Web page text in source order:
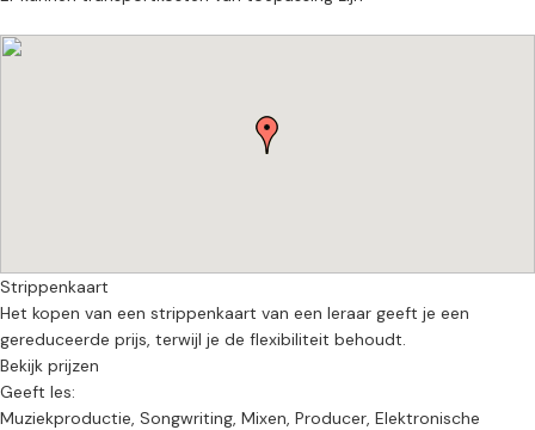
Strippenkaart
Het kopen van een strippenkaart van een leraar geeft je een
gereduceerde prijs, terwijl je de flexibiliteit behoudt.
Bekijk prijzen
Geeft les:
Muziekproductie, Songwriting, Mixen, Producer, Elektronische